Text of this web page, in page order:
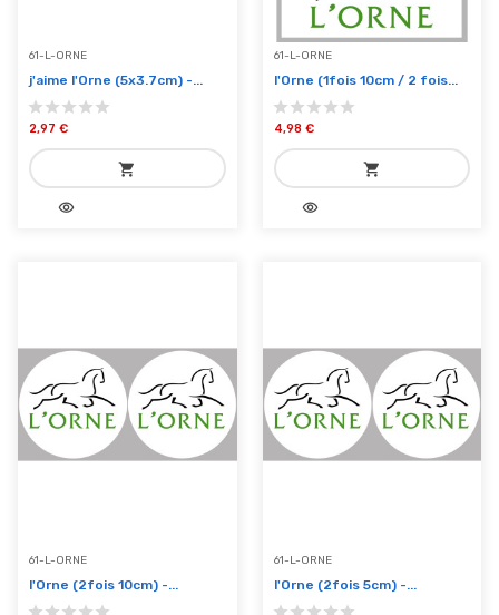
61-L-ORNE
j'aime l'Orne (5x3.7cm) -...
2,97 €
shopping_cart
add_shopping_cartvisibility
61-L-ORNE
l'Orne (1fois 10cm / 2 fois...
4,98 €
shopping_cart
add_shopping_cartvisibility
61-L-ORNE
l'Orne (2fois 10cm) -...
61-L-ORNE
l'Orne (2fois 5cm) -...